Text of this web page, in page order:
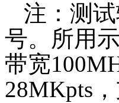
注：测
号。所用
带宽
28MKpts